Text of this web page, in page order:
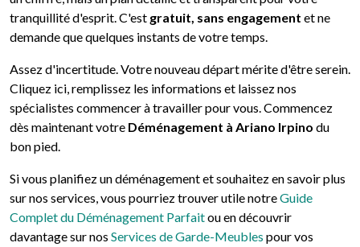
tranquillité d'esprit. C'est gratuit, sans engagement et ne
demande que quelques instants de votre temps.
Assez d'incertitude. Votre nouveau départ mérite d'être serein.
Cliquez ici, remplissez les informations et laissez nos
spécialistes commencer à travailler pour vous. Commencez
dès maintenant votre Déménagement à Ariano Irpino du
bon pied.
Si vous planifiez un déménagement et souhaitez en savoir plus
sur nos services, vous pourriez trouver utile notreGuide
Complet du Déménagement Parfaitou en découvrir
davantage sur nos Services de Garde-Meubles pour vos